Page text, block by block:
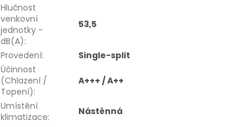
Hlučnost
venkovní
jednotky -
dB(A):
53,5
Provedení:
Single-split
Účinnost
(Chlazení /
Topení):
A+++ / A++
Umístění
klimatizace:
Nástěnná